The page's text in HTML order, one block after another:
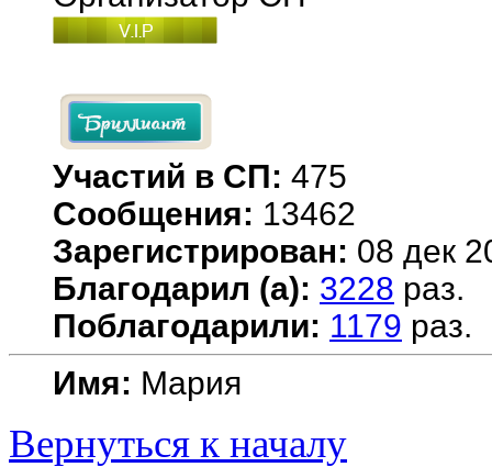
Участий в СП: 475
Сообщения: 13462
Зарегистрирован: 08 дек
Благодарил (а): 3228 раз.
Поблагодарили: 1179 раз.
Имя: Мария
Вернуться к началу